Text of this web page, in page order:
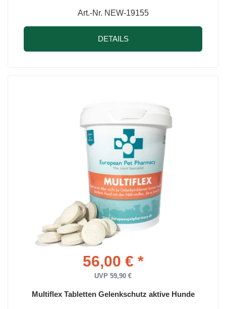
Art.-Nr. NEW-19155
DETAILS
56,00 € *
UVP 59,90 €
Multiflex Tabletten Gelenkschutz aktive Hunde